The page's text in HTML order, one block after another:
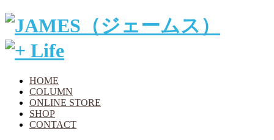
HOME
COLUMN
ONLINE STORE
SHOP
CONTACT